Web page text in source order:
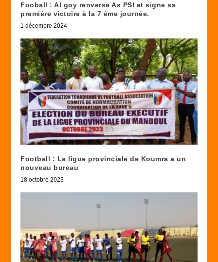
Fooball : Al goy renverse As PSI et signe sa
première victoire à la 7 ème journée.
1 décembre 2024
Football : La ligue provinciale de Koumra a un
nouveau bureau
18 octobre 2023